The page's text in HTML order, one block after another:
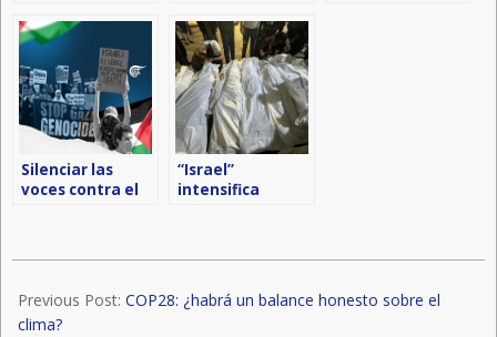
la Autoridad
Palestina
Silenciar las
voces contra el
“Israel”
intensifica
12-
07
Previous Post: COP28: ¿habrá un balance honesto sobre el
clima?